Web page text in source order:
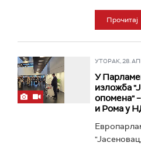
Прочитај
УТОРАК, 28.
У
изложба
опомена"
и Рома у